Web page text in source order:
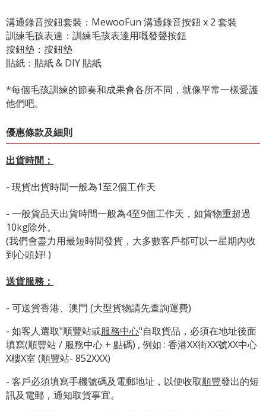
溝通錄音按鈕套裝：MewooFun 溝通錄音按鈕 x 2 套裝
訓練毛孩表達：訓練毛孩表達用嘅發聲按鈕
按鈕墊：按鈕墊
貼紙：貼紙 & DIY 貼紙
*每個毛孩訓練的節奏和成果會各所不同，就像平常一樣愛護
他們吧。
優惠條款及細則
出貨時間：
- 現貨出貨時間一般為1至2個工作天
- 一般貨品天出貨時間一般為4至9個工作天，如貨物重超過
10kg除外。
(我們會盡力用最短時間發貨，大多數客戶都可以一星期內收
到心頭好! )
送貨服務：
- 可送貨香港、澳門 (大型貨物請先查詢運費)
- 如客人選取"順豐站或服務中心"自取貨品，必須在地址後面
填寫(順豐站 / 服務中心 + 點碼) , 例如 : 香港XX街XX號XX中心
X樓X室 (順豐站- 852XXX)
- 客戶必須填寫手機號碼及電郵地址，以便收取順豐發出的短
訊及電郵，通知取貨事宜。